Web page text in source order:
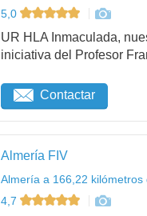
5,0
UR HLA Inmaculada,
iniciativa del Profesor
Contactar
Almería FIV
Almería a 166,22
4,7